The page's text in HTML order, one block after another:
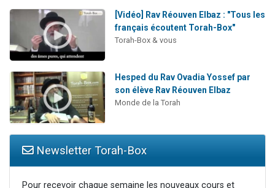
[Vidéo] Rav Réouven Elbaz : "Tous les
français écoutent Torah-Box"
Torah-Box & vous
Hesped du Rav Ovadia Yossef par
son élève Rav Réouven Elbaz
Monde de la Torah
Newsletter Torah-Box
Pour recevoir chaque semaine les nouveaux cours et